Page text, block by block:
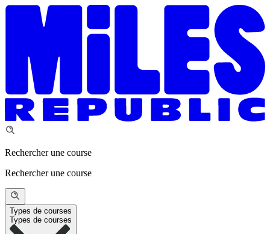
Rechercher une course
Rechercher une course
Types de courses
Types de courses